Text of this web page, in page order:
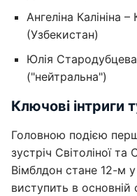
Ангеліна Калініна
(Узбекистан)
Юлія
("нейтральна")
Ключові інтриги
Головною подією
зустріч Світоліної та
Вімблдон стане 12-м у
виступить в основній